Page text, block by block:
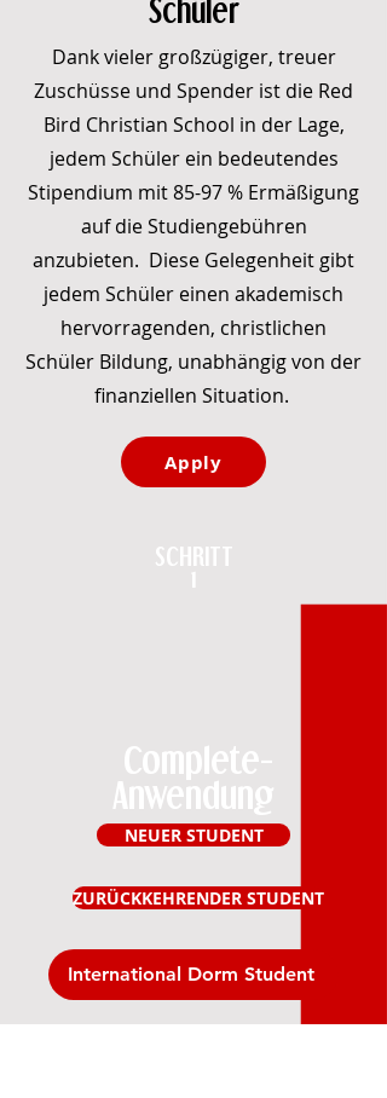
Schüler
Dank vieler großzügiger, treuer
Zuschüsse und Spender ist die Red
Bird Christian School in der Lage,
jedem Schüler ein bedeutendes
Stipendium mit 85-97 % Ermäßigung
auf die Studiengebühren
anzubieten. Diese Gelegenheit gibt
jedem Schüler einen akademisch
hervorragenden, christlichen
Schüler Bildung, unabhängig von der
finanziellen Situation.
Apply
SCHRITT
1
Complete-
Anwendung
NEUER STUDENT
ZURÜCKKEHRENDER STUDENT
International Dorm Student